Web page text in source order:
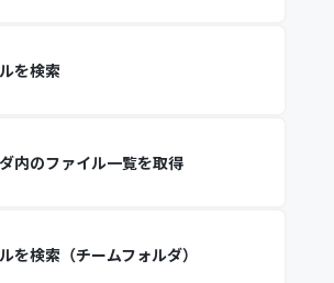
を検索
内のファイル一覧を取得
を検索（チームフォルダ）